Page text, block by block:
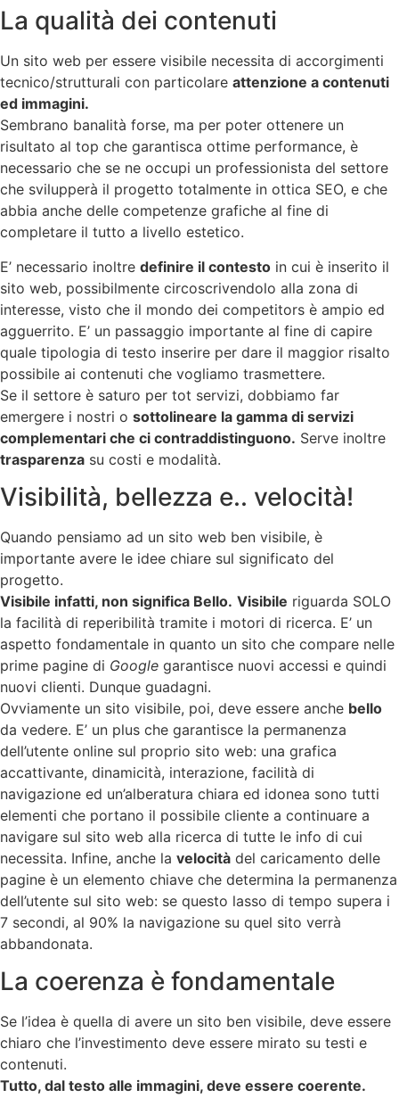
La qualità dei contenuti
Un sito web per essere visibile necessita di accorgimenti
tecnico/strutturali con particolare attenzione a contenuti
ed immagini.
Sembrano banalità forse, ma per poter ottenere un
risultato al top che garantisca ottime performance, è
necessario che se ne occupi un professionista del settore
che svilupperà il progetto totalmente in ottica SEO, e che
abbia anche delle competenze grafiche al fine di
completare il tutto a livello estetico.
E’ necessario inoltre definire il contesto in cui è inserito il
sito web, possibilmente circoscrivendolo alla zona di
interesse, visto che il mondo dei competitors è ampio ed
agguerrito. E’ un passaggio importante al fine di capire
quale tipologia di testo inserire per dare il maggior risalto
possibile ai contenuti che vogliamo trasmettere.
Se il settore è saturo per tot servizi, dobbiamo far
emergere i nostri o sottolineare la gamma di servizi
complementari che ci contraddistinguono. Serve inoltre
trasparenza su costi e modalità.
Visibilità, bellezza e.. velocità!
Quando pensiamo ad un sito web ben visibile, è
importante avere le idee chiare sul significato del
progetto.
Visibile infatti, non significa Bello. Visibile riguarda SOLO
la facilità di reperibilità tramite i motori di ricerca. E’ un
aspetto fondamentale in quanto un sito che compare nelle
prime pagine di Google garantisce nuovi accessi e quindi
nuovi clienti. Dunque guadagni.
Ovviamente un sito visibile, poi, deve essere anche bello
da vedere. E’ un plus che garantisce la permanenza
dell’utente online sul proprio sito web: una grafica
accattivante, dinamicità, interazione, facilità di
navigazione ed un’alberatura chiara ed idonea sono tutti
elementi che portano il possibile cliente a continuare a
navigare sul sito web alla ricerca di tutte le info di cui
necessita. Infine, anche la velocità del caricamento delle
pagine è un elemento chiave che determina la permanenza
dell’utente sul sito web: se questo lasso di tempo supera i
7 secondi, al 90% la navigazione su quel sito verrà
abbandonata.
La coerenza è fondamentale
Se l’idea è quella di avere un sito ben visibile, deve essere
chiaro che l’investimento deve essere mirato su testi e
contenuti.
Tutto, dal testo alle immagini, deve essere coerente.